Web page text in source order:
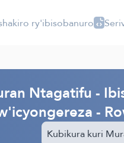
ry'ibisobanuro
Ntagatifu -
-
Kubikura kuri